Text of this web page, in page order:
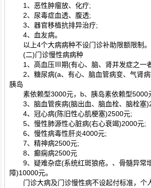
1、恶性肿瘤放、化疗;
2、尿毒症血透、腹透;
3、器官移植抗排异治疗;
4、血友病。
以上4个大病病种不设门诊补助限额限制。
(二)门诊慢性病病种
1、高血压Ⅲ期(有心、脑、肾并发症之一
2、糖尿病(a、有心、脑血管病变、气肾病
胰岛
素依赖型3000元，b、胰岛素依赖型5000
3、脑血管疾病(脑出血、脑血栓、脑栓塞
4、冠心病(陈旧性心肌梗塞)2500元;
5、慢性肺源性心脏病(右心衰竭)2000元;
6、慢性病毒性肝炎4000元;
7、精神病2500元;
8、癫痫病2500元
9、疑难杂症(系统红斑狼疮。、骨髓异常
障)10000元。
门诊大病及门诊慢性病不设起付标准，个人